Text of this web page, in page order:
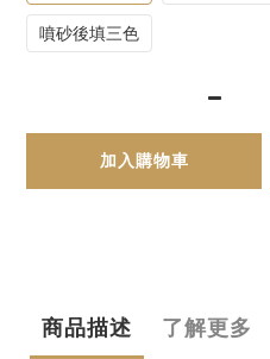
噴砂後填三色
加入購物車
商品描述 了解更多